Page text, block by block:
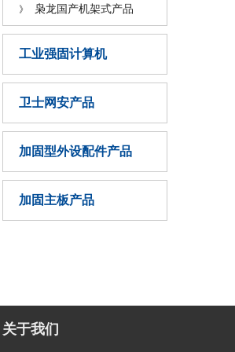
》 枭龙国产机架式产品
工业强固计算机
卫士网安产品
加固型外设配件产品
加固主板产品
关于我们